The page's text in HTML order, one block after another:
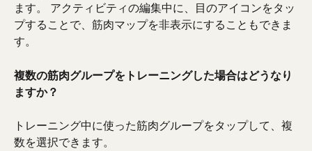
ます。 アクティビティの編集中に、目のアイコンをタッ
プすることで、筋肉マップを非表示にすることもできま
す。
複数の筋肉グループをトレーニングした場合はどうなり
ますか？
トレーニング中に使った筋肉グループをタップして、複
数を選択できます。